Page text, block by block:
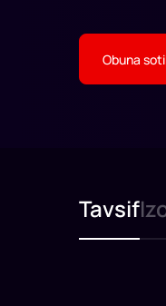
Obuna
Tavsif